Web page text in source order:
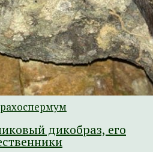
дикобраз, его